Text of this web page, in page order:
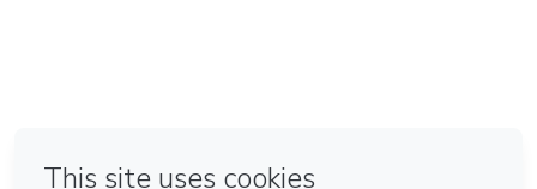
Feito com ❤ na Cidade do México